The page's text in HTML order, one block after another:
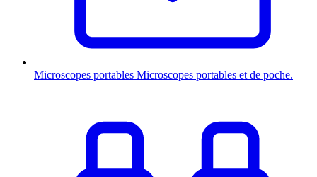
Microscopes portables Microscopes portables et de poche.